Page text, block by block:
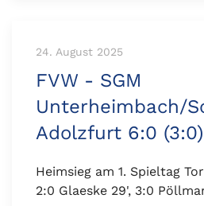
24. August 2025
FVW - SGM
Unterheimbach/
Adolzfurt 6:0 (3:0)
Heimsieg am 1. Spieltag
2:0 Glaeske 29', 3:0